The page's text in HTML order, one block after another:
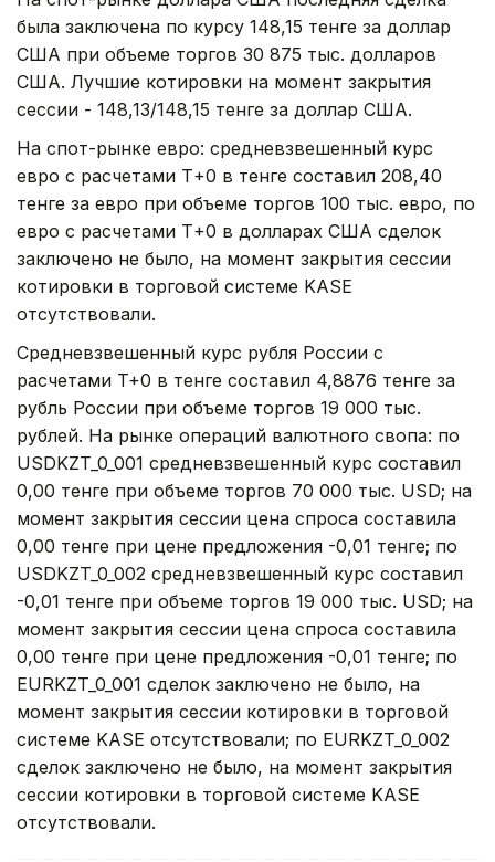
была заключена по курсу 148,15 тенге за доллар
США при объеме торгов 30 875 тыс. долларов
США. Лучшие котировки на момент закрытия
сессии - 148,13/148,15 тенге за доллар США.
На спот-рынке евро: средневзвешенный курс
евро с расчетами Т+0 в тенге составил 208,40
тенге за евро при объеме торгов 100 тыс. евро, по
евро с расчетами Т+0 в долларах США сделок
заключено не было, на момент закрытия сессии
котировки в торговой системе KASE
отсутствовали.
Средневзвешенный курс рубля России с
расчетами T+0 в тенге составил 4,8876 тенге за
рубль России при объеме торгов 19 000 тыс.
рублей. На рынке операций валютного свопа: по
USDKZT_0_001 средневзвешенный курс составил
0,00 тенге при объеме торгов 70 000 тыс. USD; на
момент закрытия сессии цена спроса составила
0,00 тенге при цене предложения -0,01 тенге; по
USDKZT_0_002 средневзвешенный курс составил
-0,01 тенге при объеме торгов 19 000 тыс. USD; на
момент закрытия сессии цена спроса составила
0,00 тенге при цене предложения -0,01 тенге; по
EURKZT_0_001 сделок заключено не было, на
момент закрытия сессии котировки в торговой
системе KASE отсутствовали; по EURKZT_0_002
сделок заключено не было, на момент закрытия
сессии котировки в торговой системе KASE
отсутствовали.